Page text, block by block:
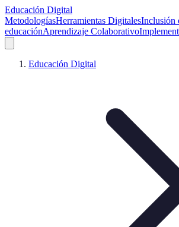
Educación Digital
MetodologíasHerramientas DigitalesInclusión
educaciónAprendizaje Colaborativo
Educación Digital